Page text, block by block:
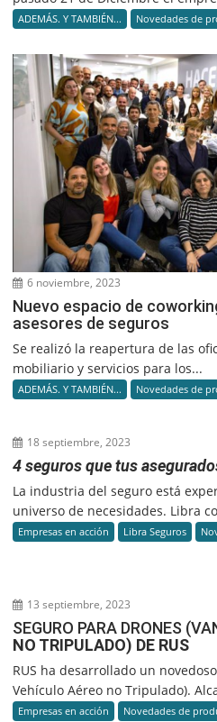
ADEMÁS. Y TAMBIÉN... Novedades de
6 noviembre, 2023
Nuevo espacio de
asesores de seguros
Se realizó la reapertura de las
mobiliario y servicios para los...
ADEMÁS. Y TAMBIÉN... Novedades de
18 septiembre, 2023
4 seguros que tus
La industria del seguro está
universo de necesidades. Libra
Empresas en acción Libra Seguros
13 septiembre, 2023
SEGURO PARA DRONES
NO TRIPULADO) DE RUS
RUS ha desarrollado un
Vehículo Aéreo no Tripulado).
Empresas en acción
Novedades de